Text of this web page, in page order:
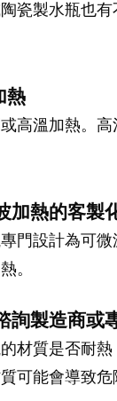
瓷製水瓶也
熱
高溫加熱。
加熱的客製
門設計為可
。
詢製造商或
材質是否耐
可能會導致危